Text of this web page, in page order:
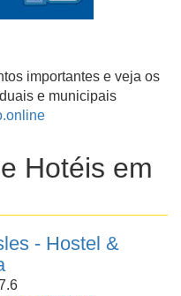
importantes e veja os
e municipais
Hotéis em
- Hostel &